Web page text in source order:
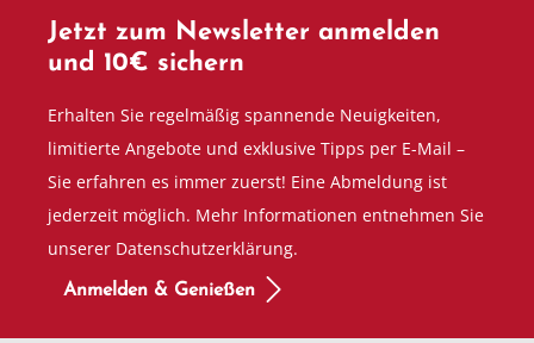
Jetzt zum Newsletter anmelden
und 10€ sichern
Erhalten Sie regelmäßig spannende Neuigkeiten,
limitierte Angebote und exklusive Tipps per E-Mail –
Sie erfahren es immer zuerst! Eine Abmeldung ist
jederzeit möglich. Mehr Informationen entnehmen Sie
unserer Datenschutzerklärung.
Anmelden & Genießen